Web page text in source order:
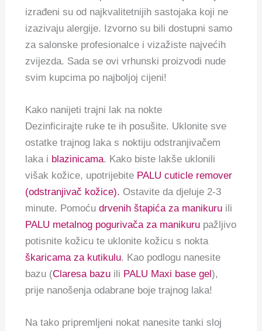
izrađeni su od najkvalitetnijih sastojaka koji ne
izazivaju alergije. Izvorno su bili dostupni samo
za salonske profesionalce i vizažiste najvećih
zvijezda. Sada se ovi vrhunski proizvodi nude
svim kupcima po najboljoj cijeni!
Kako nanijeti trajni lak na nokte
Dezinficirajte ruke te ih posušite. Uklonite sve
ostatke trajnog laka s noktiju odstranjivačem
laka i blazinicama. Kako biste lakše uklonili
višak kožice, upotrijebite PALU cuticle remover
(odstranjivač kožice). Ostavite da djeluje 2-3
minute. Pomoćudrvenih štapića za manikuru ili
PALU metalnog pogurivača za manikuru pažljivo
potisnite kožicu te uklonite kožicu s nokta
škaricama za kutikulu. Kao podlogu nanesite
bazu (Claresa bazu ili PALU Maxi base gel),
prije nanošenja odabrane boje trajnog laka!
Na tako pripremljeni nokat nanesite tanki sloj